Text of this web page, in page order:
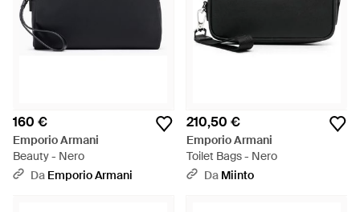
160 €
Emporio Armani
Beauty - Nero
Da Emporio Armani
210,50 €
Emporio Armani
Toilet Bags - Nero
Da Miinto